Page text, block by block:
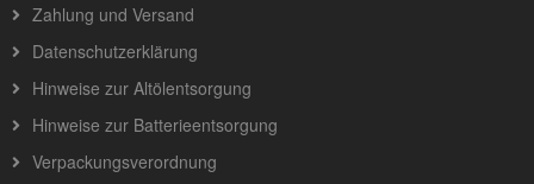
Zahlung und Versand
Datenschutzerklärung
Hinweise zur Altölentsorgung
Hinweise zur Batterieentsorgung
Verpackungsverordnung